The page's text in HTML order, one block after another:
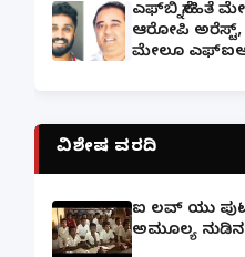
ಎಫ್‌ಬಿ ಸ್ನೇಹಿತೆ
ಆರೋಪಿ
ಮೇಲೂ
ವಿಶೇಷ ವರದಿ
ಐ ಲವ್ ಯು
ಅಮೂಲ್ಯ